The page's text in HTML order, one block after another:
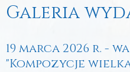
Galeria
19 marca 2026 r. -
"Kompozycje